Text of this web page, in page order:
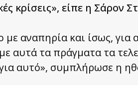
κρίσεις», είπε η Σάρον
με αναπηρία και ίσως,
αυτά τα πράγματα τα
αυτό», συμπλήρωσε η